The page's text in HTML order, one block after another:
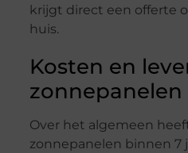
krijgt direct een offerte
huis.
Kosten en
zonnepanelen
Over het algemeen
zonnepanelen binnen 7